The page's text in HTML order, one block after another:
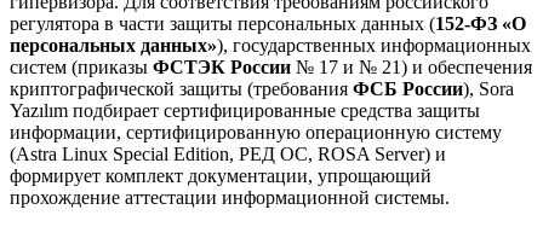
регулятора в части защиты персональных данных (152-ФЗ «О
персональных данных»), государственных информационных
систем (приказы ФСТЭК России № 17 и № 21) и обеспечения
криптографической защиты (требования ФСБ России), Sora
Yazılım подбирает сертифицированные средства защиты
информации, сертифицированную операционную систему
(Astra Linux Special Edition, РЕД ОС, ROSA Server) и
формирует комплект документации, упрощающий
прохождение аттестации информационной системы.